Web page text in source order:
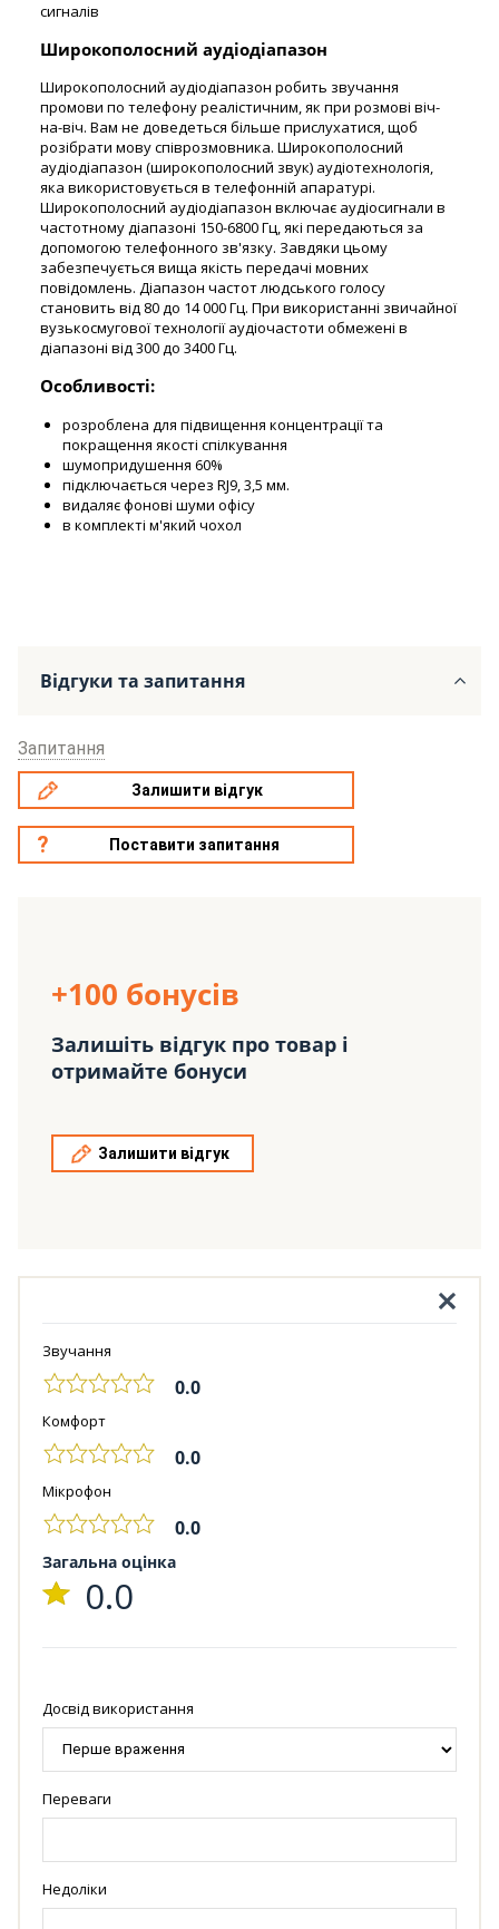
сигналів
Широкополосний аудіодіапазон
Широкополосний аудіодіапазон робить звучання
промови по телефону реалістичним, як при розмові віч-
на-віч. Вам не доведеться більше прислухатися, щоб
розібрати мову співрозмовника. Широкополосний
аудіодіапазон (широкополосний звук) аудіотехнологія,
яка використовується в телефонній апаратурі.
Широкополосний аудіодіапазон включає аудіосигнали в
частотному діапазоні 150-6800 Гц, які передаються за
допомогою телефонного зв'язку. Завдяки цьому
забезпечується вища якість передачі мовних
повідомлень. Діапазон частот людського голосу
становить від 80 до 14 000 Гц. При використанні звичайної
вузькосмугової технології аудіочастоти обмежені в
діапазоні від 300 до 3400 Гц.
Особливості:
розроблена для підвищення концентрації та
покращення якості спілкування
шумопридушення 60%
підключається через RJ9, 3,5 мм.
видаляє фонові шуми офісу
в комплекті м'який чохол
Відгуки та запитання
Запитання
Залишити відгук
Поставити запитання
+100 бонусів
Залишіть відгук про товар і
отримайте бонуси
Залишити відгук
Звучання
0.0
Комфорт
0.0
Мікрофон
0.0
Загальна оцінка
0.0
Досвід використання
Переваги
Недоліки